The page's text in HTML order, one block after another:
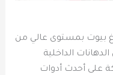
بيوت بمستوى عالي من
الداخلية
على أحدث أدوات